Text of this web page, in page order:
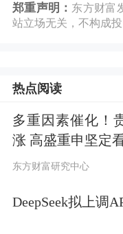
对权益投资的
股票基金占比
在一季度特别
行的情况下，
继续维持高位
郑重声明： 东方财富
站立场无关，不构成
热点阅读
多重因素催化！
涨 高盛重申坚定
东方财富研究中心
DeepSeek拟上调